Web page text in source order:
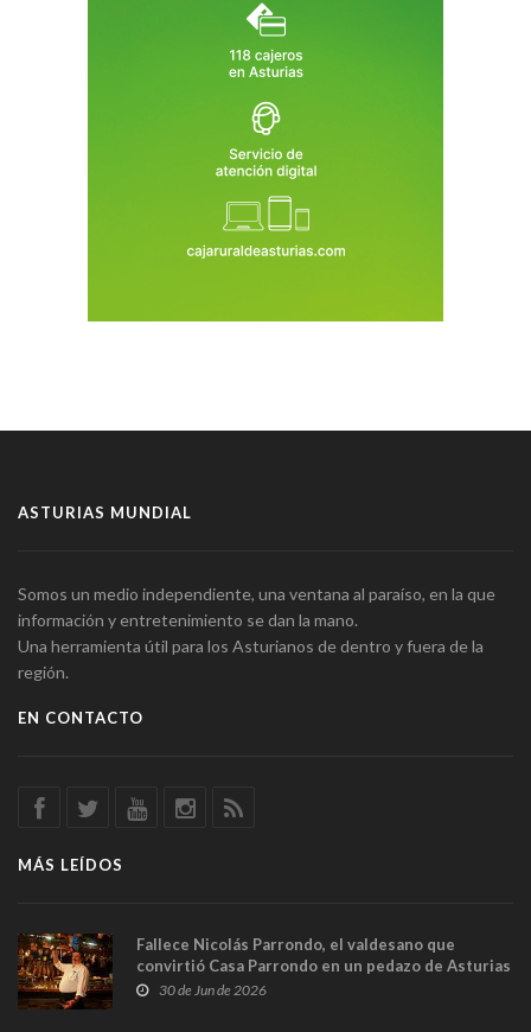
ASTURIAS MUNDIAL
Somos un medio independiente, una ventana al paraíso, en la que
información y entretenimiento se dan la mano.
Una herramienta útil para los Asturianos de dentro y fuera de la
región.
EN CONTACTO
MÁS LEÍDOS
Fallece Nicolás Parrondo, el valdesano que
convirtió Casa Parrondo en un pedazo de Asturias
en Madrid
30 de Jun de 2026